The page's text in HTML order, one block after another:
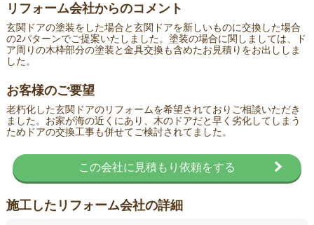
リフォーム会社からのコメント
玄関ドアの塗装をした場合と玄関ドアを新しいものに交換した場合
の2パターンでご提案いたしました。塗装の場合に関しましては、ド
ア周りの木枠部分の塗装と金具交換も含めたお見積りをお出ししま
した。
お客様のご要望
老朽化した玄関ドアのリフォームを希望されておりご相談いただき
ました。お家が海の近くにあり、木のドアだと早く劣化してしまう
ためドアの交換工事も併せてご検討されてました。
この会社に見積もり依頼をする
施工したリフォーム会社の詳細